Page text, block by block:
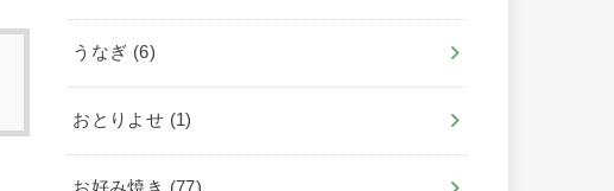
うなぎ (6)
おとりよせ (1)